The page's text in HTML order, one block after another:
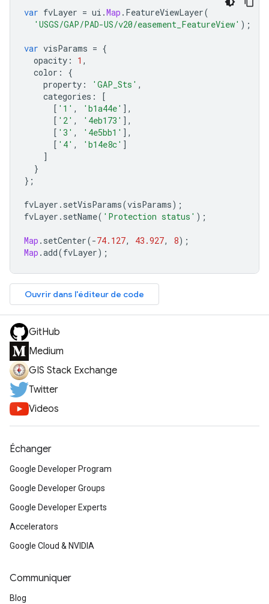
var fvLayer = ui .Map . FeatureViewLayer(
'USGS/GAP/PAD-US/v20/easement_FeatureView' );
var visParams = {
opacity : 1 ,
color :
{
property : 'GAP_Sts' ,
categories :
[
[ '1' , 'b1a44e' ],
[ '2' , '4eb173' ],
[ '3' , '4e5bb1' ],
[ '4' , 'b14e8c' ]
]
}
};
fvLayer . setVisParams(visParams);
fvLayer . setName( 'Protection status' );
Map . setCenter(-74.127, 43.927, 8);
Map .add(fvLayer);
Ouvrir dans l'éditeur de code
GitHub
Medium
GIS Stack Exchange
Twitter
Videos
Échanger
Google Developer Program
Google Developer Groups
Google Developer Experts
Accelerators
Google Cloud & NVIDIA
Communiquer
Blog